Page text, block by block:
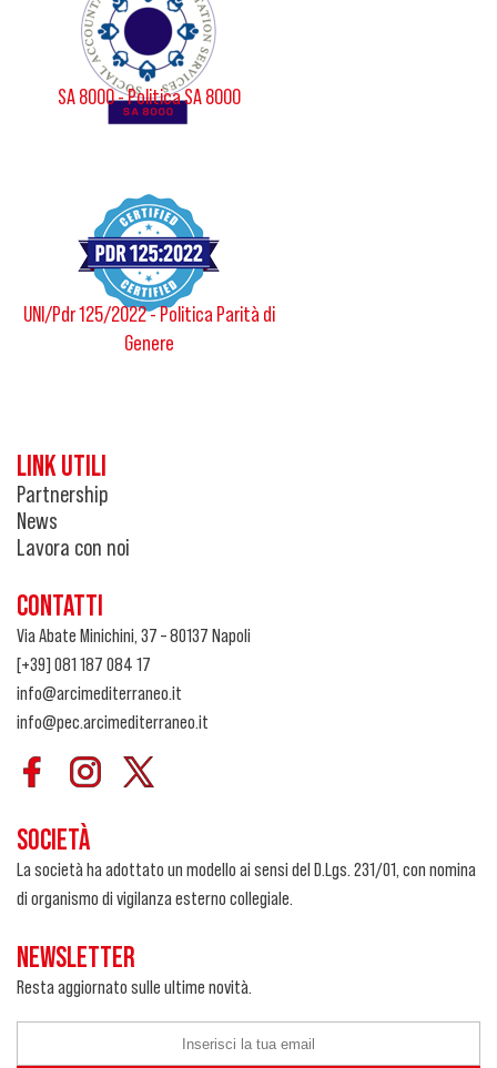
SA 8000 - Politica SA 8000
UNI/Pdr 125/2022 - Politica Parità di
Genere
LINK UTILI
Partnership
News
Lavora con noi
CONTATTI
Via Abate Minichini, 37 – 80137 Napoli
[+39] 081 187 084 17
info@arcimediterraneo.it
info@pec.arcimediterraneo.it
SOCIETÀ
La società ha adottato un modello ai sensi del D.Lgs. 231/01, con nomina
di organismo di vigilanza esterno collegiale.
NEWSLETTER
Resta aggiornato sulle ultime novità.